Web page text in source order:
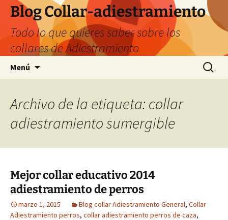
Saltar
contenido
Blog Collar-adiestramiento
Todo lo que quieres saber sobre los
collares de Adiestramiento
Menú Buscar:
Archivo de la etiqueta: collar
adiestramiento sumergible
Mejor collar educativo 2014
adiestramiento de perros
marzo 1, 2015 Blog collar Adiestramiento General, Collar
Adiestramiento perros, collar adiestramiento perros de caza,